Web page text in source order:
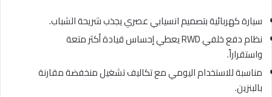
سيارة كهربائية بتصميم انسيابي عصري يجذب شريحة الشباب.
نظام دفع خلفي RWD يعطي إحساس قيادة أكثر متعة
واستقراراً.
مناسبة للاستخدام اليومي مع تكاليف تشغيل منخفضة مقارنة
بالبنزين.